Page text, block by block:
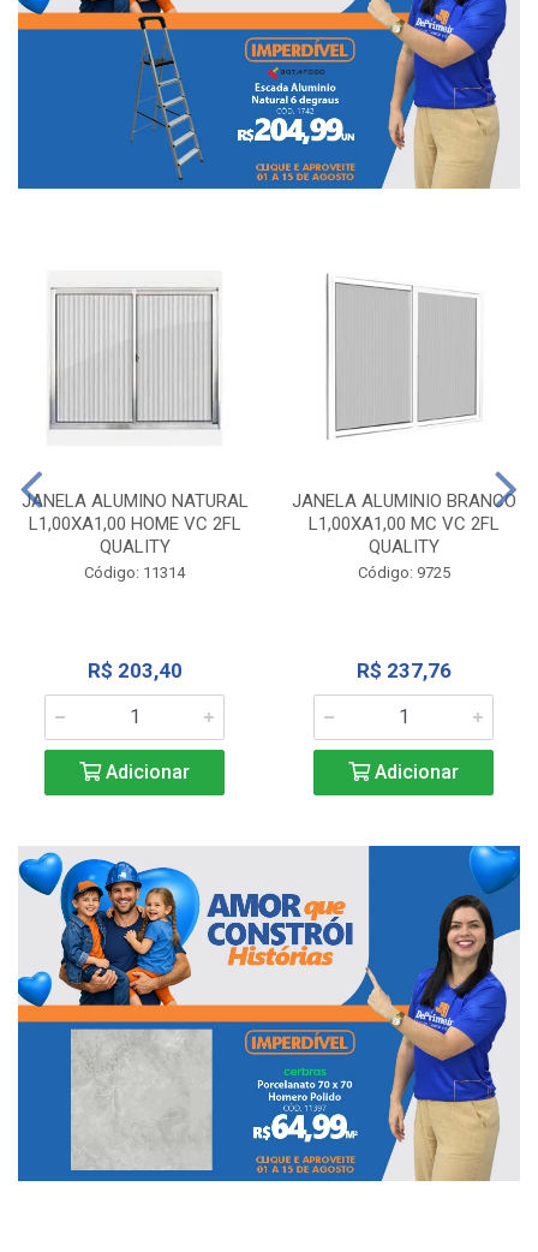
JANELA ALUMINO NATURAL
L1,00XA1,00 HOME VC 2FL
QUALITY
Código: 11314
R$ 203,40
Adicionar
JANELA ALUMINIO BRANCO
L1,00XA1,00 MC VC 2FL
QUALITY
Código: 9725
R$ 237,76
Adicionar